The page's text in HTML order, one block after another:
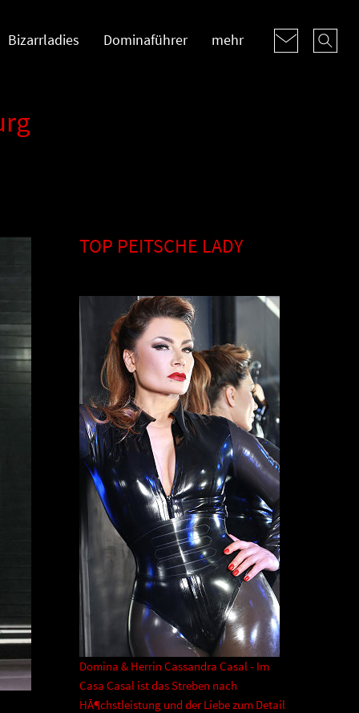
Bizarrladies Dominaführer mehr
TOP PEITSCHE LADY
Domina & Herrin Cassandra Casal - Im
Casa Casal ist das Streben nach
HÃ¶chstleistung und der Liebe zum Detail